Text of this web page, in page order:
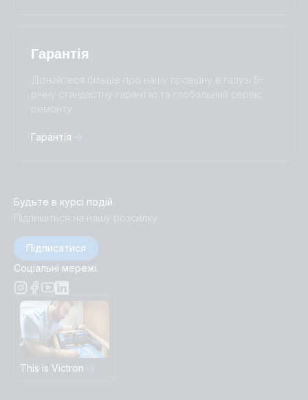
Гарантія
Дізнайтеся більше про нашу провідну в галузі 5-
річну стандартну гарантію та глобальний сервіс
ремонту.
Гарантія
Будьте в курсі подій
Підпишіться на нашу розсилку
Підписатися
Соціальні мережі
This is Victron